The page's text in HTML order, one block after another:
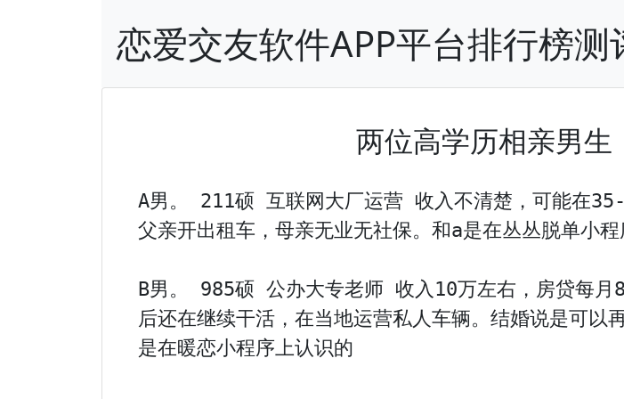
恋爱交友软件APP平台排行榜测
两位高学历相亲男生
A男。 211硕 互联网大厂运营 收入不清楚，可能在
父亲开出租车，母亲无业无社保。和a是在丛丛脱单小
B男。 985硕 公办大专老师 收入10万左右，房贷每月
后还在继续干活，在当地运营私人车辆。结婚说是可
是在暖恋小程序上认识的